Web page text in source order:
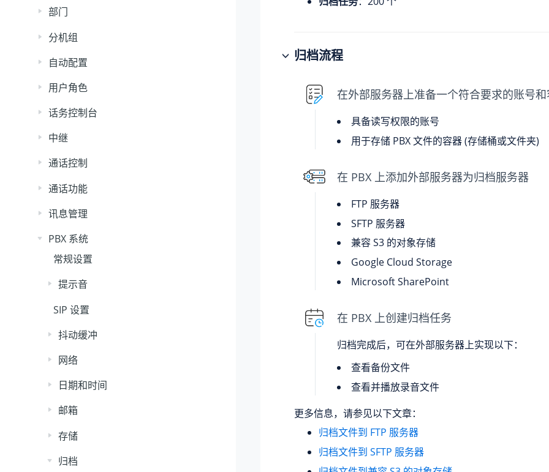
部门
分机组
自动配置
用户角色
话务控制台
中继
通话控制
通话功能
讯息管理
PBX 系统
常规设置
提示音
SIP 设置
抖动缓冲
网络
日期和时间
邮箱
存储
归档
归档流程
在外部服务器上准备一个符合要求的账号
具备读写权限的账号
用于存储 PBX 文件的容器 (存储桶或文件夹)
在 PBX 上添加外部服务器为归档服务器
FTP 服务器
SFTP 服务器
兼容 S3 的对象存储
Google Cloud Storage
Microsoft SharePoint
在 PBX 上创建归档任务
归档完成后，可在外部服务器上实现以下：
查看备份文件
查看并播放录音文件
更多信息，请参见以下文章：
归档文件到 FTP 服务器
归档文件到 SFTP 服务器